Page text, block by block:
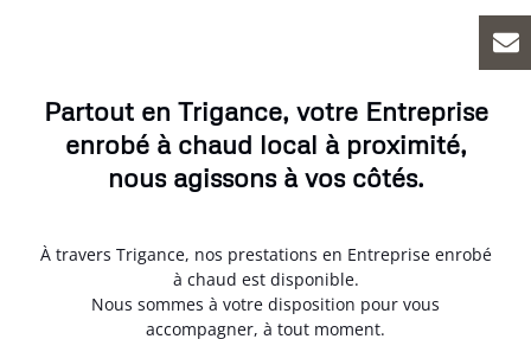
Partout en Trigance, votre Entreprise
enrobé à chaud local à proximité,
nous agissons à vos côtés.
À travers Trigance, nos prestations en Entreprise enrobé
à chaud est disponible.
Nous sommes à votre disposition pour vous
accompagner, à tout moment.